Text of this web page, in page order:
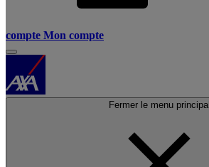
compte Mon compte
Fermer le menu principal